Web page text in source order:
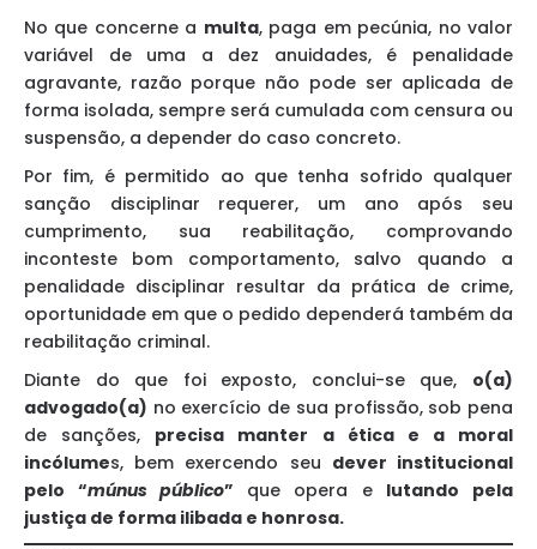
No que concerne a multa, paga em pecúnia, no valor
variável de uma a dez anuidades, é penalidade
agravante, razão porque não pode ser aplicada de
forma isolada, sempre será cumulada com censura ou
suspensão, a depender do caso concreto.
Por fim, é permitido ao que tenha sofrido qualquer
sanção disciplinar requerer, um ano após seu
cumprimento, sua reabilitação, comprovando
inconteste bom comportamento, salvo quando a
penalidade disciplinar resultar da prática de crime,
oportunidade em que o pedido dependerá também da
reabilitação criminal.
Diante do que foi exposto, conclui-se que, o(a)
advogado(a) no exercício de sua profissão, sob pena
de sanções, precisa manter a ética e a moral
incólumes, bem exercendo seu dever institucional
pelo “múnus público” que opera e lutando pela
justiça de forma ilibada e honrosa.